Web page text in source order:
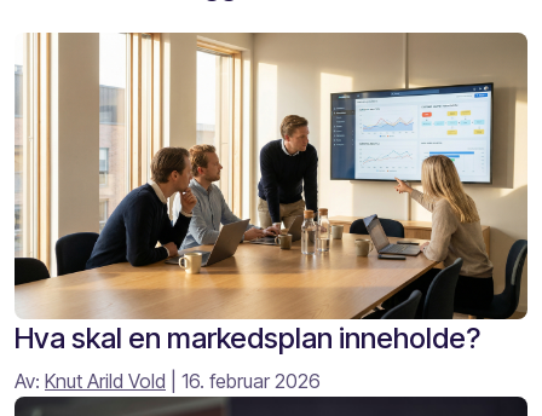
Hva skal en markedsplan inneholde?
Av: Knut Arild Vold | 16. februar 2026